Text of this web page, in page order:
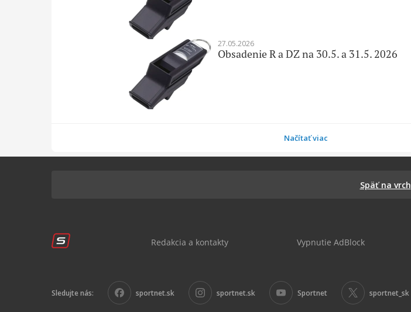
Obsadenie R a DZ na 30.5. a 31.5. 2026
27.05.2026
Načítať viac
Späť na vrch
Redakcia a kontakty Vypnutie AdBlock
Sledujte nás: sportnet.sk sportnet.sk Sportnet sportnet_sk